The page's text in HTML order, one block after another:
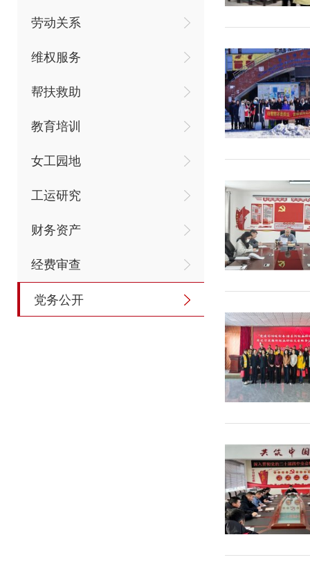
劳动关系
维权服务
帮扶救助
教育培训
女工园地
工运研究
财务资产
经费审查
党务公开